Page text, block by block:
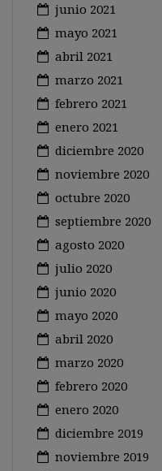
junio 2021
mayo 2021
abril 2021
marzo 2021
febrero 2021
enero 2021
diciembre 2020
noviembre 2020
octubre 2020
septiembre 2020
agosto 2020
julio 2020
junio 2020
mayo 2020
abril 2020
marzo 2020
febrero 2020
enero 2020
diciembre 2019
noviembre 2019